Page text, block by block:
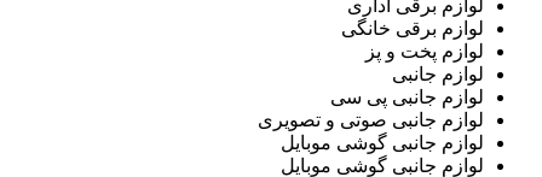
لوازم برقی اداری
لوازم برقی خانگی
لوازم پخت و پز
لوازم جانبی
لوازم جانبی پی سی
لوازم جانبی صوتی و تصویری
لوازم جانبی گوشی موبایل
لوازم جانبی گوشی موبایل